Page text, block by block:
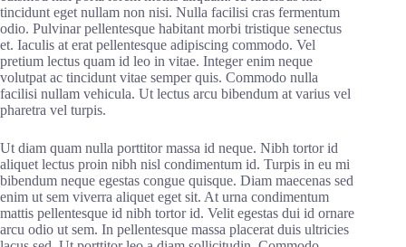
tincidunt eget nullam non nisi. Nulla facilisi cras fermentum
odio. Pulvinar pellentesque habitant morbi tristique senectus
et. Iaculis at erat pellentesque adipiscing commodo. Vel
pretium lectus quam id leo in vitae. Integer enim neque
volutpat ac tincidunt vitae semper quis. Commodo nulla
facilisi nullam vehicula. Ut lectus arcu bibendum at varius vel
pharetra vel turpis.
Ut diam quam nulla porttitor massa id neque. Nibh tortor id
aliquet lectus proin nibh nisl condimentum id. Turpis in eu mi
bibendum neque egestas congue quisque. Diam maecenas sed
enim ut sem viverra aliquet eget sit. At urna condimentum
mattis pellentesque id nibh tortor id. Velit egestas dui id ornare
arcu odio ut sem. In pellentesque massa placerat duis ultricies